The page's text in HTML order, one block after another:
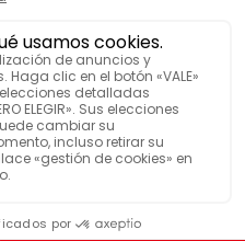
Café comercio justo